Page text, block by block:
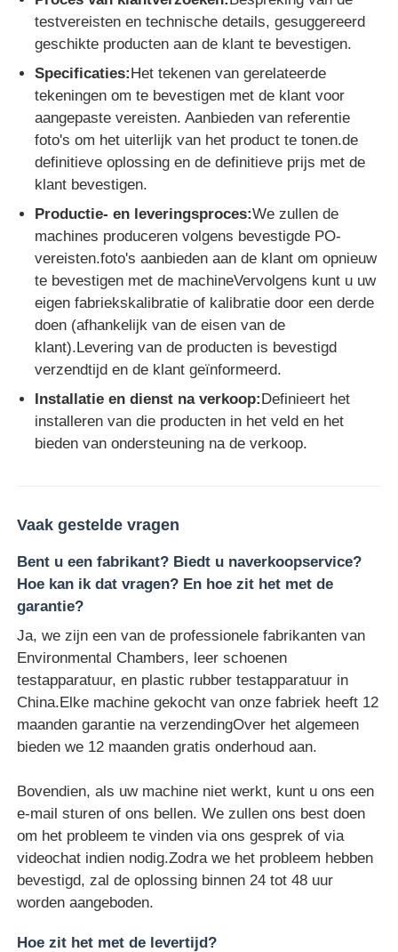
testvereisten en technische details, gesuggereerd
geschikte producten aan de klant te bevestigen.
Specificaties:Het tekenen van gerelateerde
tekeningen om te bevestigen met de klant voor
aangepaste vereisten. Aanbieden van referentie
foto's om het uiterlijk van het product te tonen.de
definitieve oplossing en de definitieve prijs met de
klant bevestigen.
Productie- en leveringsproces:We zullen de
machines produceren volgens bevestigde PO-
vereisten.foto's aanbieden aan de klant om opnieuw
te bevestigen met de machineVervolgens kunt u uw
eigen fabriekskalibratie of kalibratie door een derde
doen (afhankelijk van de eisen van de
klant).Levering van de producten is bevestigd
verzendtijd en de klant geïnformeerd.
Installatie en dienst na verkoop:Definieert het
installeren van die producten in het veld en het
bieden van ondersteuning na de verkoop.
Vaak gestelde vragen
Bent u een fabrikant? Biedt u naverkoopservice?
Hoe kan ik dat vragen? En hoe zit het met de
garantie?
Ja, we zijn een van de professionele fabrikanten van
Environmental Chambers, leer schoenen
testapparatuur, en plastic rubber testapparatuur in
China.Elke machine gekocht van onze fabriek heeft 12
maanden garantie na verzendingOver het algemeen
bieden we 12 maanden gratis onderhoud aan.
Bovendien, als uw machine niet werkt, kunt u ons een
e-mail sturen of ons bellen. We zullen ons best doen
om het probleem te vinden via ons gesprek of via
videochat indien nodig.Zodra we het probleem hebben
bevestigd, zal de oplossing binnen 24 tot 48 uur
worden aangeboden.
Hoe zit het met de levertijd?